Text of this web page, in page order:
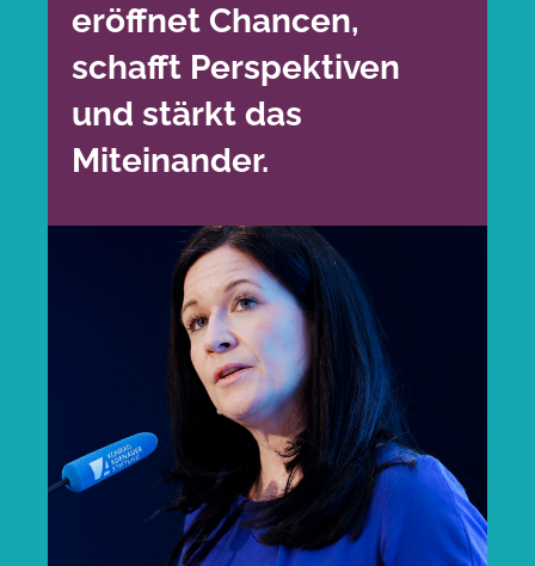
eröffnet Chancen,
schafft Perspektiven
und stärkt das
Miteinander.